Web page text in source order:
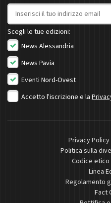
Indirizzo email
Scegli le tue edizioni:
News Alessandria
News Pavia
Eventi Nord-Ovest
Accetto l'iscrizione e la
Privacy Policy
Politica sulla
Codice
Linea
Regolamento
Fact